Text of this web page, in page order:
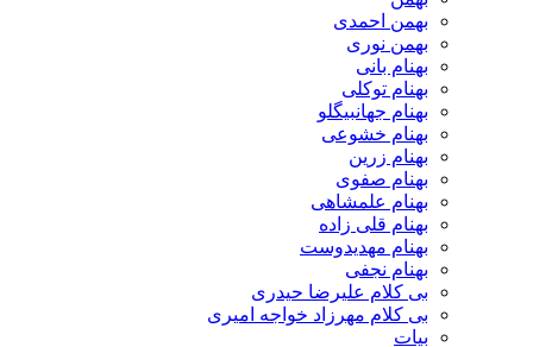
بهمن احمدی
بهمن نوری
بهنام بانی
بهنام توکلی
بهنام جهانبیگلو
بهنام خشوعی
بهنام زرین
بهنام صفوی
بهنام علمشاهی
بهنام قلی زاده
بهنام مهدیدوست
بهنام نجفی
بی کلام علیرضا حیدری
بی کلام مهرزاد خواجه امیری